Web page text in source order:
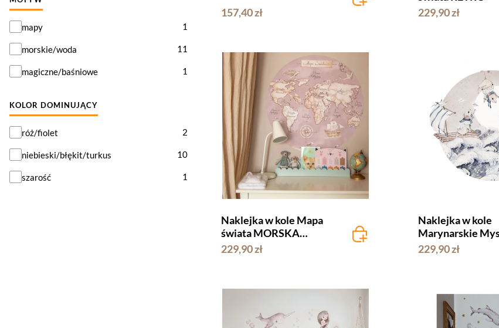
Motyw
mapy 1
morskie/woda 11
magiczne/baśniowe 1
KOLOR DOMINUJĄCY
Kolor dominujący
róż/fiolet 2
niebieski/błękit/turkus 10
szarość 1
157,40 zł
229,90 zł
Naklejka w kole Mapa
świata MORSKA
różowa
229,90 zł
Naklejka w kole
Marynarskie
229,90 zł